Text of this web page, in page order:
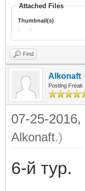
Attached Files
Thumbnail(s)
Find
Alkonaft
Posting Freak
07-25-2016,
Alkonaft.)
6-й тур.